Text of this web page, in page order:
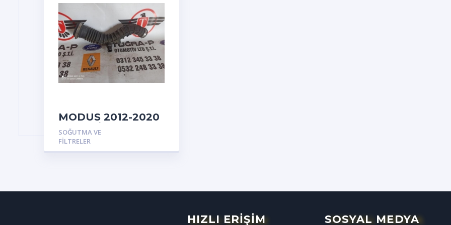
MODUS 2012-2020
HAVA FİLTRE
BORUSU
SOĞUTMA VE
FILTRELER
HIZLI ERİŞİM SOSYAL MEDYA